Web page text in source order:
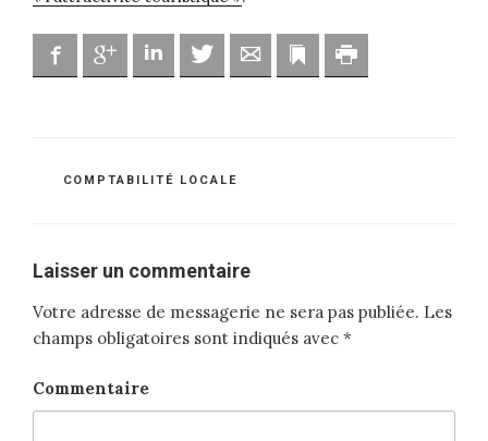
FacebookGoogle Linkedin Twitter Adresse mailMarque-page
CATÉGORIES
COMPTABILITÉ LOCALE
Laisser un commentaire
Votre adresse de messagerie ne sera pas publiée. Les
champs obligatoires sont indiqués avec *
Commentaire